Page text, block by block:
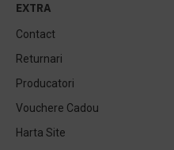
EXTRA
Contact
Returnari
Producatori
Vouchere Cadou
Harta Site